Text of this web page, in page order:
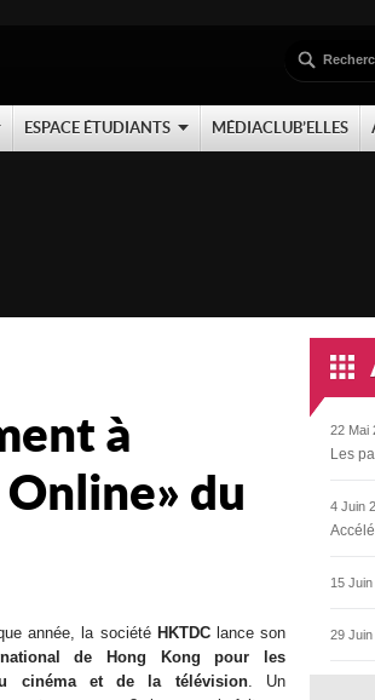
ESPACE ÉTUDIANTS MÉDIACLUB’ELLES
à
» du
année, la société HKTDC lance son
de Hong Kong pour les
cinéma et de la télévision. Un
22 Mai
Les
4 Juin
15
29 Juin